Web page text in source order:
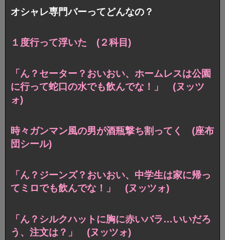
オシャレ専門バーってどんなの？
１度行って浮いた (２科目)
「ん？セーター？おいおい、ホームレスは公園
に行って蛇口の水でも飲んでな！」 (ヌッツ
ォ)
時々ガンマン風の男が酒瓶撃ち割ってく (座布
団シール)
「ん？ジーンズ？おいおい、中学生は家に帰っ
てミロでも飲んでな！」 (ヌッツォ)
「ん？シルクハットに胸に赤いバラ…いいだろ
う、注文は？」 (ヌッツォ)